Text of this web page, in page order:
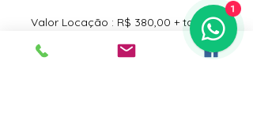
Valor Locação : R$ 380,00 + taxa de
Valor calculado conforme a localização
1